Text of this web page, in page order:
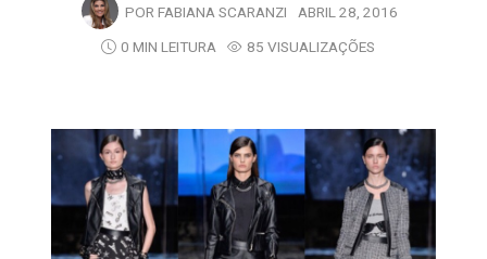
POR FABIANA SCARANZI ABRIL 28, 2016
0 MIN LEITURA
85 VISUALIZAÇÕES